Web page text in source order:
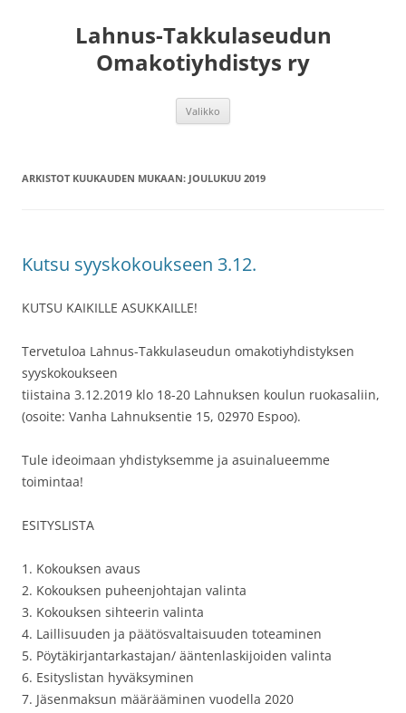
Lahnus-Takkulaseudun
Omakotiyhdistys ry
Valikko
ARKISTOT KUUKAUDEN MUKAAN: JOULUKUU 2019
Kutsu syyskokoukseen 3.12.
KUTSU KAIKILLE ASUKKAILLE!
Tervetuloa Lahnus-Takkulaseudun omakotiyhdistyksen
syyskokoukseen
tiistaina 3.12.2019 klo 18-20 Lahnuksen koulun ruokasaliin,
(osoite: Vanha Lahnuksentie 15, 02970 Espoo).
Tule ideoimaan yhdistyksemme ja asuinalueemme
toimintaa!
ESITYSLISTA
1. Kokouksen avaus
2. Kokouksen puheenjohtajan valinta
3. Kokouksen sihteerin valinta
4. Laillisuuden ja päätösvaltaisuuden toteaminen
5. Pöytäkirjantarkastajan/ ääntenlaskijoiden valinta
6. Esityslistan hyväksyminen
7. Jäsenmaksun määrääminen vuodella 2020